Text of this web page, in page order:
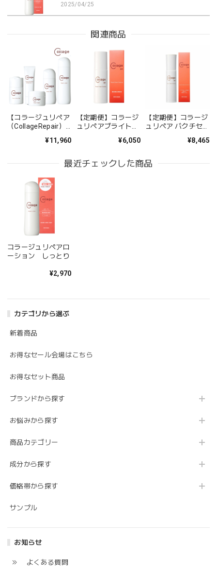
カテゴリから選ぶ
新着商品
お得なセール会場はこちら
お得なセット商品
ブランドから探す
お悩みから探す
商品カテゴリー
成分から探す
価格帯から探す
サンプル
お知らせ
よくある質問
2025/04/25
トラネキサム酸配合でセラミド入りのものは中々ないので
レビューありがとうございます！ トラネキサム
酸とセラミド配合の商品をお選びいただき嬉し
く思います。 肝斑ケアにお役立ていただければ
コラージュリペアローション しっとり
赤ら顔で皮膚科に通っている時、先生から勧められて使うよ
うになりました。敏感肌ですが肌荒れすることもなく使えて
います。
レビューありがとうございます！皮膚科の先生
肌荒れせずに使えているとのことで安心しまし
た。今後もお肌の調子が良くなり続けることを
願っています。引き続きご愛用いただければ幸
いです！
保湿感がちょうどよく使いやすいです！
き、誠にありがとうございます！ 商品をお使い
す。 今後も引き続きご愛顧いただければ幸いで
少量でうるおいます。肌荒れしやすいので使い続けてみよう
続きご利用いただけますと幸いです。
関連商品
【コラージュリペア
（CollageRepair）
¥11,960
【定期便】コラージ
ュリペアブライトエ
¥6,050
【定期便】コラージ
ュリペア バクチセラ
¥8,465
最近チェックした商品
コラージュリペアロ
ーション しっとり
¥2,970